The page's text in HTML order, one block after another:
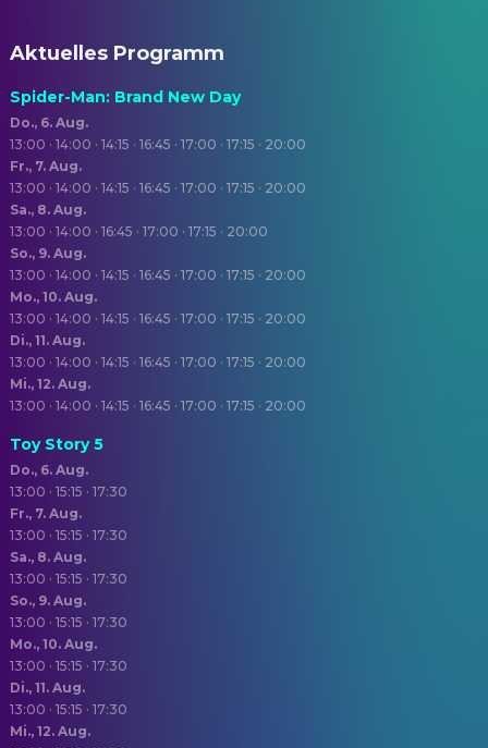
Aktuelles Programm
Spider-Man: Brand New Day
Do., 6. Aug.
13:00 · 14:00 · 14:15 · 16:45 · 17:00 · 17:15 · 20:00
Fr., 7. Aug.
13:00 · 14:00 · 14:15 · 16:45 · 17:00 · 17:15 · 20:00
Sa., 8. Aug.
13:00 · 14:00 · 16:45 · 17:00 · 17:15 · 20:00
So., 9. Aug.
13:00 · 14:00 · 14:15 · 16:45 · 17:00 · 17:15 · 20:00
Mo., 10. Aug.
13:00 · 14:00 · 14:15 · 16:45 · 17:00 · 17:15 · 20:00
Di., 11. Aug.
13:00 · 14:00 · 14:15 · 16:45 · 17:00 · 17:15 · 20:00
Mi., 12. Aug.
13:00 · 14:00 · 14:15 · 16:45 · 17:00 · 17:15 · 20:00
Toy Story 5
Do., 6. Aug.
13:00 · 15:15 · 17:30
Fr., 7. Aug.
13:00 · 15:15 · 17:30
Sa., 8. Aug.
13:00 · 15:15 · 17:30
So., 9. Aug.
13:00 · 15:15 · 17:30
Mo., 10. Aug.
13:00 · 15:15 · 17:30
Di., 11. Aug.
13:00 · 15:15 · 17:30
Mi., 12. Aug.